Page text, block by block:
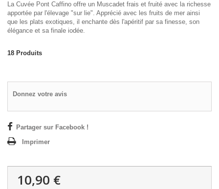
La Cuvée Pont Caffino offre un Muscadet frais et fruité avec la richesse
apportée par l'élevage "sur lie". Apprécié avec les fruits de mer ainsi
que les plats exotiques, il enchante dès l'apéritif par sa finesse, son
élégance et sa finale iodée.
18 Produits
Donnez votre avis
Partager sur Facebook !
Imprimer
10,90 €